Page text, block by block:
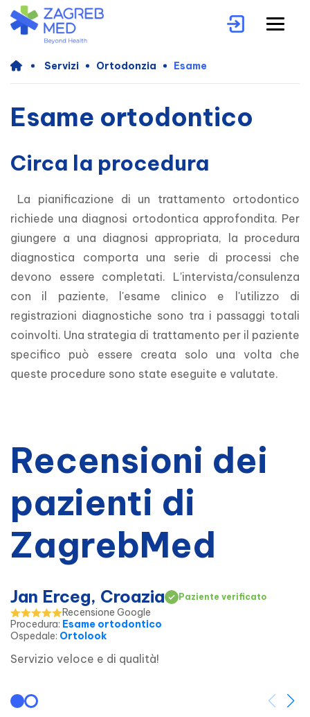
Servizi Ortodonzia Esame
Esame ortodontico
Circa la procedura
richiede una diagnosi ortodontica approfondita. Per
giungere a una diagnosi appropriata, la procedura
diagnostica comporta una serie di processi che
devono essere completati. L'intervista/consulenza
con il paziente, l'esame clinico e l'utilizzo di
registrazioni diagnostiche sono tra i passaggi totali
coinvolti. Una strategia di trattamento per il paziente
specifico può essere creata solo una volta che
queste procedure sono state eseguite e valutate.
Recensioni dei
pazienti di
ZagrebMed
Jan Erceg, Croazia Paziente verificato
Recensione Google
Procedura: Esame ortodontico
Ospedale: Ortolook
Servizio veloce e di qualità!